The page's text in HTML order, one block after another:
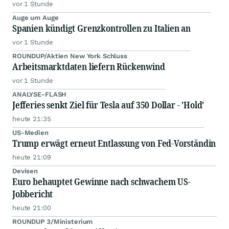
vor 1 Stunde
Auge um Auge
Spanien kündigt Grenzkontrollen zu Italien an
vor 1 Stunde
ROUNDUP/Aktien New York Schluss
Arbeitsmarktdaten liefern Rückenwind
vor 1 Stunde
ANALYSE-FLASH
Jefferies senkt Ziel für Tesla auf 350 Dollar - 'Hold'
heute 21:35
US-Medien
Trump erwägt erneut Entlassung von Fed-Vorständin
heute 21:09
Devisen
Euro behauptet Gewinne nach schwachem US-
Jobbericht
heute 21:00
ROUNDUP 3/Ministerium